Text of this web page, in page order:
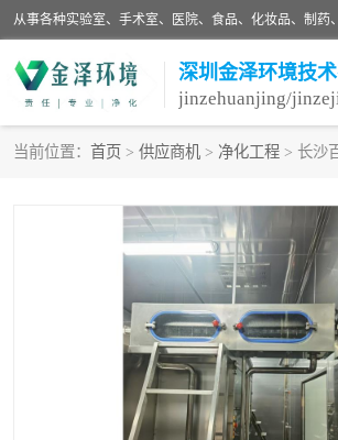
深圳金泽环境技
jinzehuanjing/
当前位置： 首页 > 供应商机 > 净化工程 > 长沙
实验室
GMP车
医药车间净化 生命工
食品饮